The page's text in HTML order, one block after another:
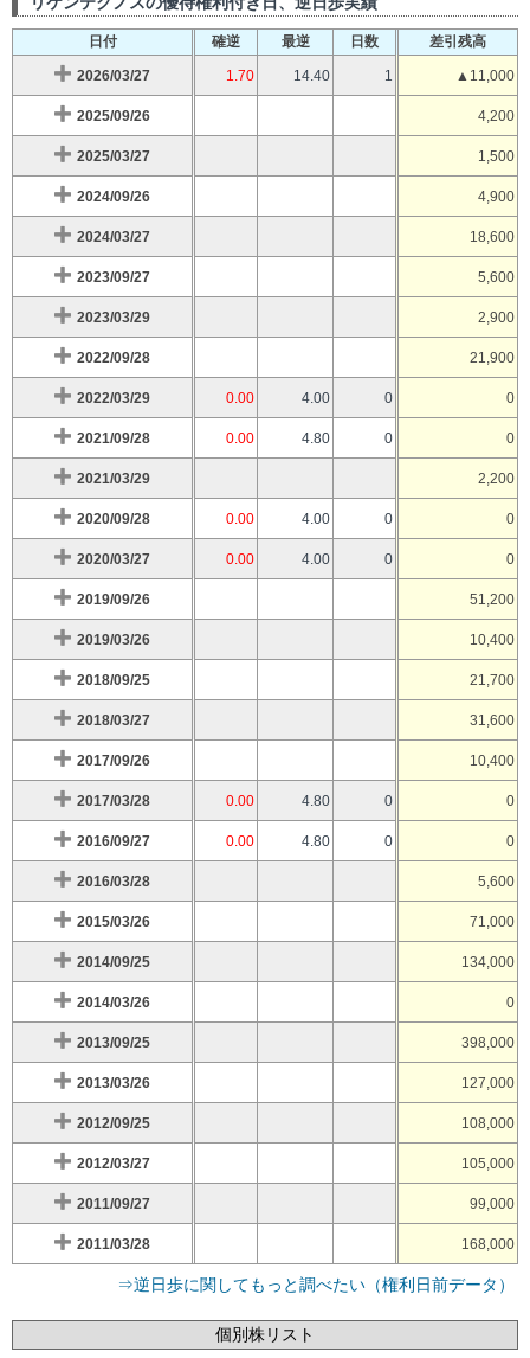
日付 確逆 最逆 日数 差引残高
2026/03/27 1.70 14.40 1 ▲11,000
2025/09/26 4,200
2025/03/27 1,500
2024/09/26 4,900
2024/03/27 18,600
2023/09/27 5,600
2023/03/29 2,900
2022/09/28 21,900
2022/03/29 0.00 4.00 0 0
2021/09/28 0.00 4.80 0 0
2021/03/29 2,200
2020/09/28 0.00 4.00 0 0
2020/03/27 0.00 4.00 0 0
2019/09/26 51,200
2019/03/26 10,400
2018/09/25 21,700
2018/03/27 31,600
2017/09/26 10,400
2017/03/28 0.00 4.80 0 0
2016/09/27 0.00 4.80 0 0
2016/03/28 5,600
2015/03/26 71,000
2014/09/25 134,000
2014/03/26 0
2013/09/25 398,000
2013/03/26 127,000
2012/09/25 108,000
2012/03/27 105,000
2011/09/27 99,000
2011/03/28 168,000
⇒逆日歩に関してもっと調べたい（権利日前データ）
個別株リスト